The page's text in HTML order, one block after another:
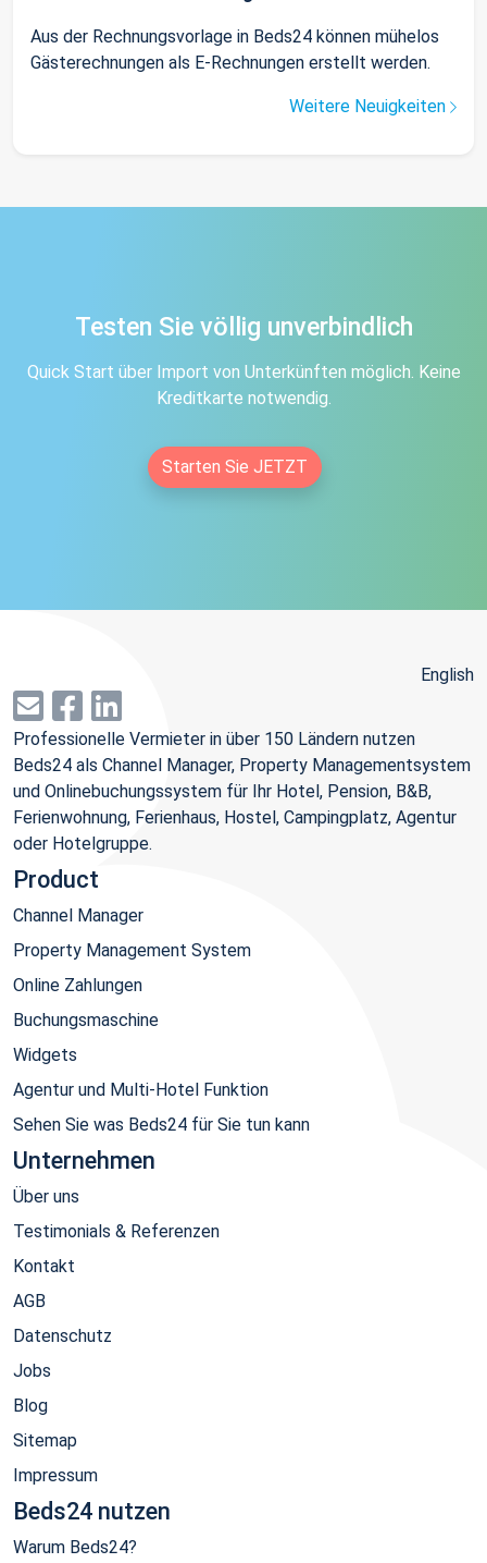
Aus der Rechnungsvorlage in Beds24 können mühelos
Gästerechnungen als E-Rechnungen erstellt werden.
Weitere Neuigkeiten
Testen Sie völlig unverbindlich
Quick Start über Import von Unterkünften möglich. Keine
Kreditkarte notwendig.
Starten Sie JETZT
English
Professionelle Vermieter in über 150 Ländern nutzen
Beds24 als Channel Manager, Property Managementsystem
und Onlinebuchungssystem für Ihr Hotel, Pension, B&B,
Ferienwohnung, Ferienhaus, Hostel, Campingplatz, Agentur
oder Hotelgruppe.
Product
Channel Manager
Property Management System
Online Zahlungen
Buchungsmaschine
Widgets
Agentur und Multi-Hotel Funktion
Sehen Sie was Beds24 für Sie tun kann
Unternehmen
Über uns
Testimonials & Referenzen
Kontakt
AGB
Datenschutz
Jobs
Blog
Sitemap
Impressum
Beds24 nutzen
Warum Beds24?